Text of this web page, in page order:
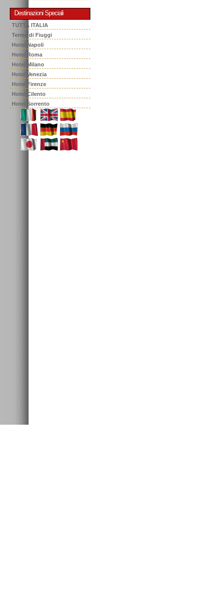
Destinazioni Speciali
TUTTA ITALIA
Terme di Fiuggi
Hotel Napoli
Hotel Roma
Hotel Milano
Hotel Venezia
Hotel Firenze
Hotel Cilento
Hotel Sorrento